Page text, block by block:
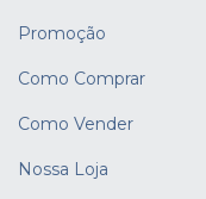
Promoção
Como Comprar
Como Vender
Nossa Loja